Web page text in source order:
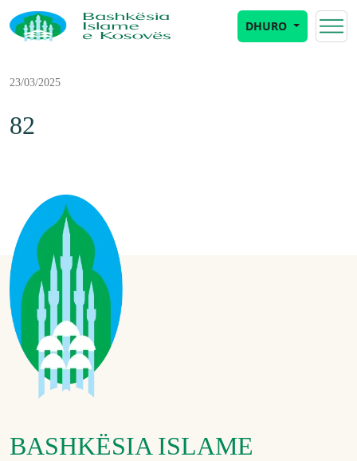
DHURO
23/03/2025
82
BASHKËSIA ISLAME